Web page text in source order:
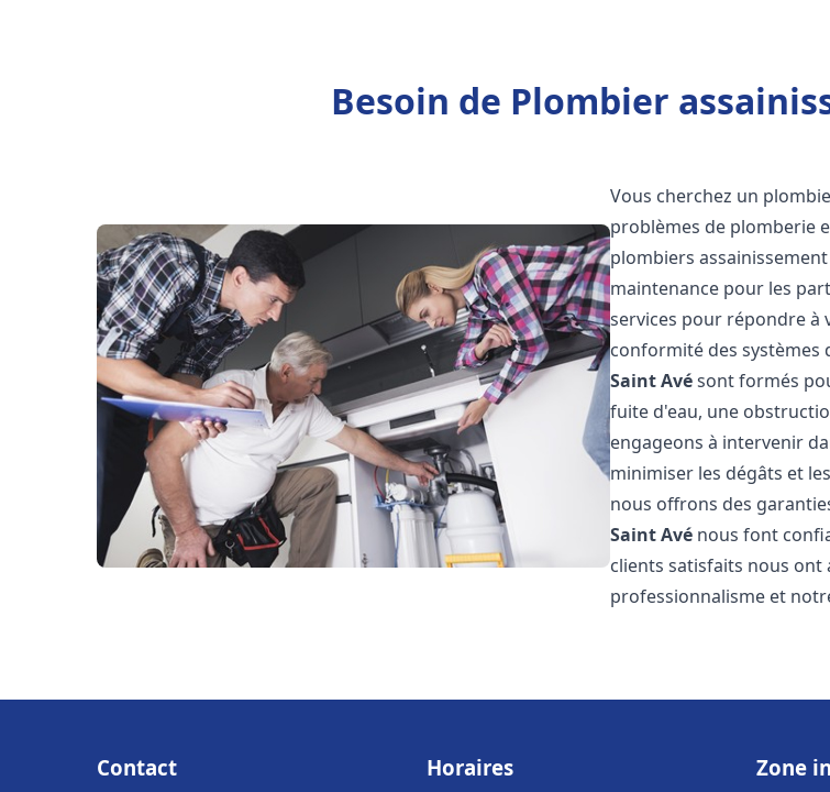
Besoin de Plombier
Vous cherchez un
problèmes de plomberie
plombiers
maintenance pour les
services pour répondre à
conformité des systèmes
Saint Avésont formés
fuite d'eau, une
engageons à intervenir
minimiser les dégâts et
nous offrons des
Saint Avé nous font
clients satisfaits nous
professionnalisme et
Contact Horaires Zone